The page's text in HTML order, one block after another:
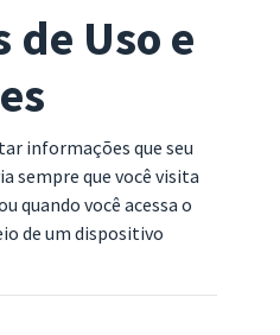
de Uso e
informações que seu
sempre que você visita
quando você acessa o
de um dispositivo